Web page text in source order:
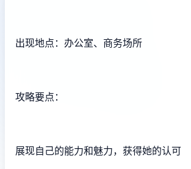
出现地点：办公室、商务场所
攻略要点：
展现自己的能力和魅力，获得她的认可